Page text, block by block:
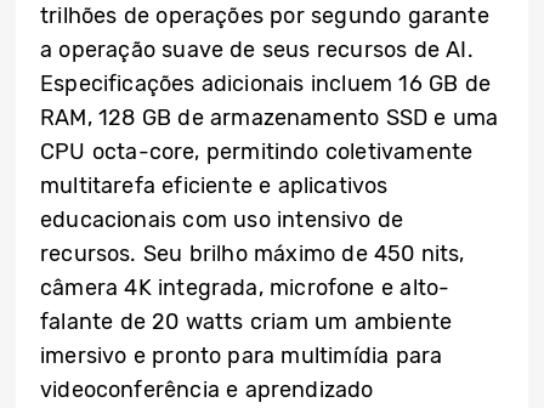
trilhões de operações por segundo garante
a operação suave de seus recursos de AI.
Especificações adicionais incluem 16 GB de
RAM, 128 GB de armazenamento SSD e uma
CPU octa-core, permitindo coletivamente
multitarefa eficiente e aplicativos
educacionais com uso intensivo de
recursos. Seu brilho máximo de 450 nits,
câmera 4K integrada, microfone e alto-
falante de 20 watts criam um ambiente
imersivo e pronto para multimídia para
videoconferência e aprendizado